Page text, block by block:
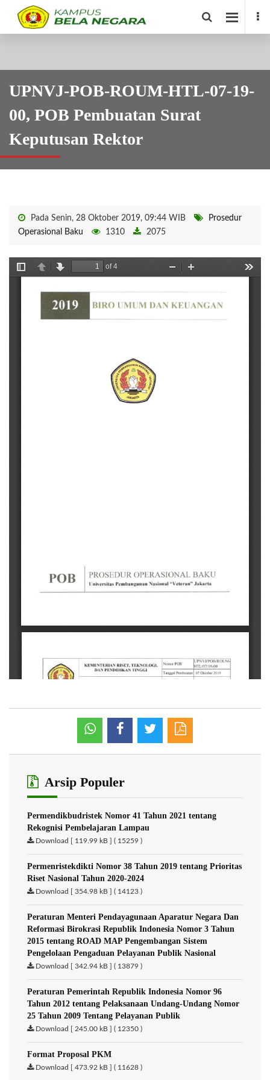
UPNVJ-POB-ROUM-HTL-07-19-
00, POB Pembuatan Surat
Keputusan Rektor
Pada Senin, 28 Oktober 2019, 09:44 WIB
Prosedur
Operasional Baku
1310 2075
Arsip Populer
Permendikbudristek Nomor 41 Tahun 2021 tentang
Rekognisi Pembelajaran Lampau
Download [ 119.99 kB ] ( 15259 )
Permenristekdikti Nomor 38 Tahun 2019 tentang Prioritas
Riset Nasional Tahun 2020-2024
Download [ 354.98 kB ] ( 14123 )
Peraturan Menteri Pendayagunaan Aparatur Negara Dan
Reformasi Birokrasi Republik Indonesia Nomor 3 Tahun
2015 tentang ROAD MAP Pengembangan Sistem
Pengelolaan Pengaduan Pelayanan Publik Nasional
Download [ 342.94 kB ] ( 13879 )
Peraturan Pemerintah Republik Indonesia Nomor 96
Tahun 2012 tentang Pelaksanaan Undang-Undang Nomor
25 Tahun 2009 Tentang Pelayanan Publik
Download [ 245.00 kB ] ( 12350 )
Format Proposal PKM
Download [ 473.92 kB ] ( 11628 )